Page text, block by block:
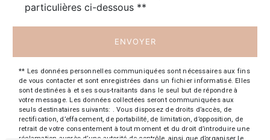
particulières ci-dessous **
ENVOYER
** Les données personnelles communiquées sont nécessaires aux fins
de vous contacter et sont enregistrées dans un fichier informatisé. Elles
sont destinées à et ses sous-traitants dans le seul but de répondre à
votre message. Les données collectées seront communiquées aux
seuls destinataires suivants: . Vous disposez de droits d’accès, de
rectification, d’effacement, de portabilité, de limitation, d’opposition, de
retrait de votre consentement à tout moment et du droit d’introduire une